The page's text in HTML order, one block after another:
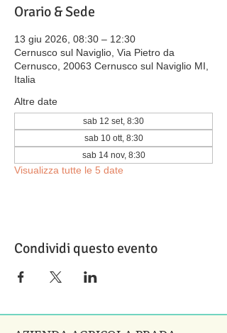
Orario & Sede
13 giu 2026, 08:30 – 12:30
Cernusco sul Naviglio, Via Pietro da
Cernusco, 20063 Cernusco sul Naviglio MI,
Italia
Altre date
sab 12 set, 8:30
sab 10 ott, 8:30
sab 14 nov, 8:30
Visualizza tutte le 5 date
Condividi questo evento